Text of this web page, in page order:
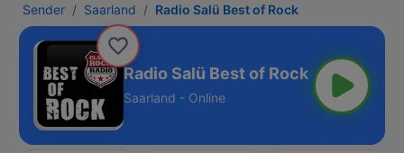
Sender Saarland Radio Salü Best of Rock
Radio Salü Best of Rock
Saarland - Online